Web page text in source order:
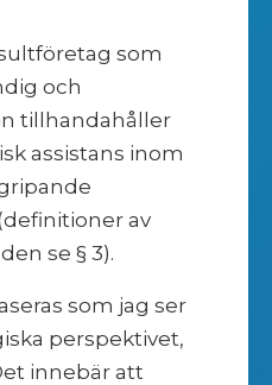
som
och
tillhandahåller
assistans inom
av
se § 3).
som jag ser
perspektivet,
innebär att